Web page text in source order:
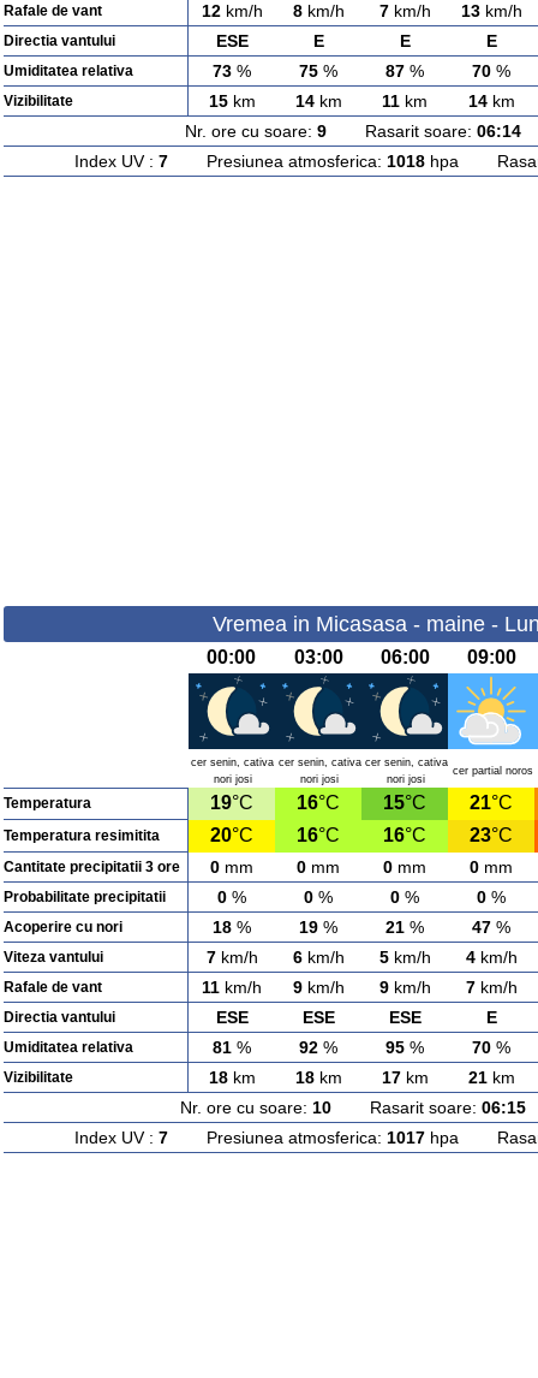
Rafale de vant 12km/h 8km/h 7km/h 13km/h
Directia vantului ESE E E E
Umiditatea relativa 73 % 75 % 87 % 70 %
Vizibilitate 15km 14km 11 km 14km
Nr. ore cu soare: 9Rasarit soare: 06:14
Index UV : 7Presiunea atmosferica: 1018hpa
Vremea in Micasasa - maine -
00:00 03:00 06:00 09:00
cer senin, cativa
nori josi
cer senin, cativa
nori josi
cer senin, cativa
nori josi
cer partial noros
Temperatura 19°C 16°C 15°C 21°C
Temperatura resimitita 20°C 16°C 16°C 23°C
Cantitate precipitatii 3 ore 0 mm 0 mm 0 mm 0 mm
Probabilitate precipitatii 0 % 0 % 0 % 0 %
Acoperire cu nori 18 % 19 % 21 % 47 %
Viteza vantului 7km/h 6km/h 5km/h 4km/h
Rafale de vant 11 km/h 9km/h 9km/h 7km/h
Directia vantului ESE ESE ESE E
Umiditatea relativa 81 % 92 % 95 % 70 %
Vizibilitate 18km 18km 17km 21km
Nr. ore cu soare: 10Rasarit soare: 06:15
Index UV : 7Presiunea atmosferica: 1017hpa